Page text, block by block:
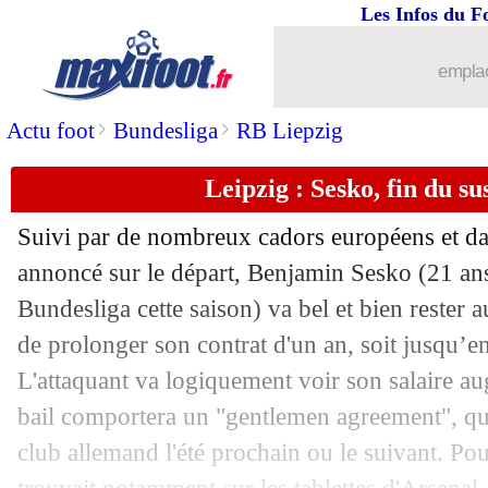
Actu foot> Bundesliga> RB Liepzig
Les Infos du
Leipzig : Sesko, fin du
Suivi par de nombreux cadors européens et
annoncé sur le départ, Benjamin Sesko (21
Bundesliga cette saison) va bel et bien rester
de prolonger son contrat d'un an, soit
L'attaquant va logiquement voir son salaire
bail comportera un "gentlemen agreement",
club allemand l'été prochain ou le suivant.
PSG: Lacombe confiant pour
12/06 Bayern
12/06 Euro: les protestations sanctionnées ?
12/06 Lyon : un an de plus pour Diawara
12/06 Allemagne: Pavlovic forfait, Can
12/06 Real: Carvajal attend un grand
12/06 EdF: Mbappé se méfie de
12/06 Liverpool: Luis Diaz répond pour